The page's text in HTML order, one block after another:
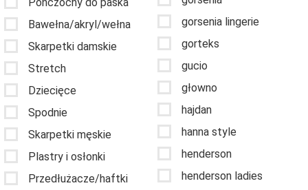
Bawełna/akryl/wełna
Skarpetki damskie
Stretch
Dziecięce
Spodnie
Skarpetki męskie
Plastry i osłonki
Przedłużacze/haftki
gorsenia lingerie
gorteks
gucio
głowno
hajdan
hanna style
henderson
henderson ladies